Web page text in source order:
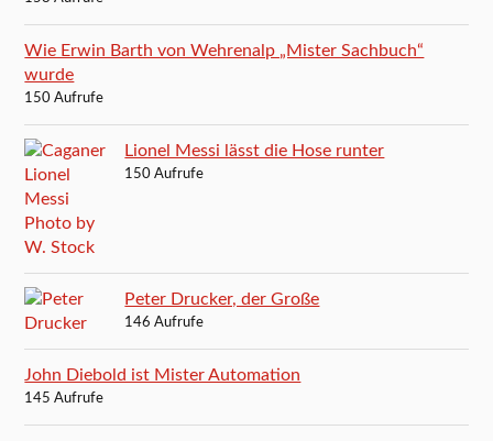
Wie Erwin Barth von Wehrenalp „Mister Sachbuch“
wurde
150 Aufrufe
Lionel Messi lässt die Hose runter
150 Aufrufe
Peter Drucker, der Große
146 Aufrufe
John Diebold ist Mister Automation
145 Aufrufe